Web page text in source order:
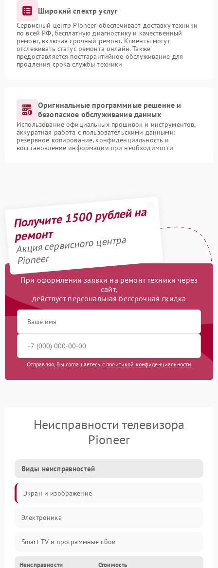
Широкий спектр услуг
Сервисный центр Pioneer обеспечивает доставку техники
по всей РФ, бесплатную диагностику и качественный
ремонт, включая срочный ремонт. Клиенты могут
отслеживать статус ремонта онлайн. Также
предоставляется постгарантийное обслуживание для
продления срока службы техники
Оригинальные программные решение и
безопасное обслуживание данных
Использование официальных прошивок и инструментов,
аккуратная работа с пользовательскими данными:
резервное копирование, конфиденциальность и
восстановление информации при необходимости
Получите 1500 рублей на
ремонт
Акция сервисного центра
Pioneer
При оформлении заявки на ремонт техники через
сайт,
действует персональная бессрочная скидка
Отправляя, Вы соглашаетесь с политикой конфиденциальности
Неисправности телевизора
Pioneer
Виды неисправностей
Экран и изображение
Электроника
Smart TV и программные сбои
Питание и запуск
Неисправности Стоимость